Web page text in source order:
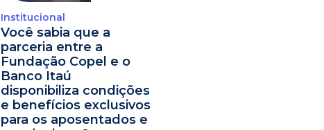
Institucional
Você sabia que a
parceria entre a
Fundação Copel e o
Banco Itaú
disponibiliza condições
e benefícios exclusivos
para os aposentados e